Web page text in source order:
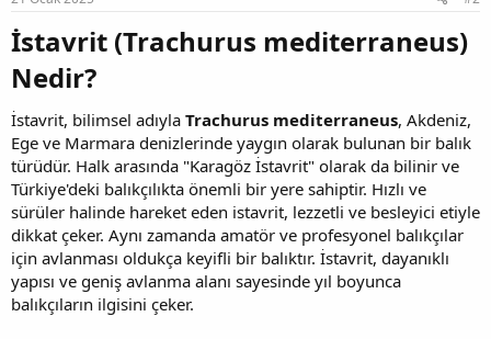
İstavrit (Trachurus mediterraneus)
Nedir?​
İstavrit, bilimsel adıyla Trachurus mediterraneus, Akdeniz,
Ege ve Marmara denizlerinde yaygın olarak bulunan bir balık
türüdür. Halk arasında "Karagöz İstavrit" olarak da bilinir ve
Türkiye'deki balıkçılıkta önemli bir yere sahiptir. Hızlı ve
sürüler halinde hareket eden istavrit, lezzetli ve besleyici etiyle
dikkat çeker. Aynı zamanda amatör ve profesyonel balıkçılar
için avlanması oldukça keyifli bir balıktır. İstavrit, dayanıklı
yapısı ve geniş avlanma alanı sayesinde yıl boyunca
balıkçıların ilgisini çeker.